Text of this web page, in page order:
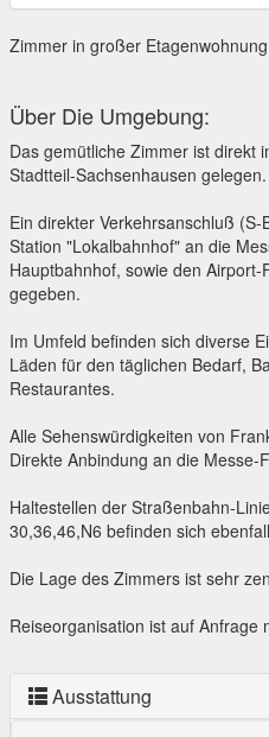
Zimmer in großer
Über Die Umgebung:
Das gemütliche Zimmer ist direkt
Stadtteil-Sachsenhausen gelegen.
Ein direkter Verkehrsanschluß
Station "Lokalbahnhof" an die
Hauptbahnhof, sowie den
gegeben.
Im Umfeld befinden sich diverse
Läden für den täglichen Bedarf,
Restaurantes.
Alle Sehenswürdigkeiten von
Direkte Anbindung an die Messe-
Haltestellen der Straßenbahn-
30,36,46,N6 befinden sich
Die Lage des Zimmers ist sehr
Reiseorganisation ist auf Anfrage
Ausstattung